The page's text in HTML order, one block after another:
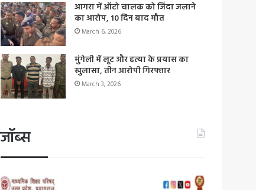
आगरा में ऑटो चालक को जिंदा जलाने
का आरोप, 10 दिन बाद मौत
March 6, 2026
मुंगेली में लूट और हत्या के प्रयास का
खुलासा, तीन आरोपी गिरफ्तार
March 3, 2026
जॉब्स